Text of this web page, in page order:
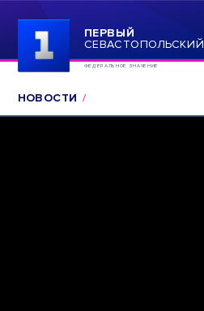
ПЕРВЫЙ
СЕВАСТОПОЛЬСКИЙ
ФЕДЕРАЛЬНОЕ ЗНАЧЕНИЕ
НОВОСТИ